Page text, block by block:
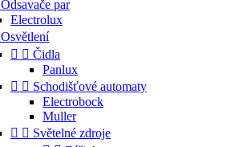
Odsavače par
Electrolux
Osvětlení
  Čidla
Panlux
  Schodišťové automaty
Electrobock
Muller
  Světelné zdroje